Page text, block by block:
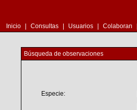
Inicio Consultas Usuarios Colaboran
Búsqueda de observaciones
Especie: